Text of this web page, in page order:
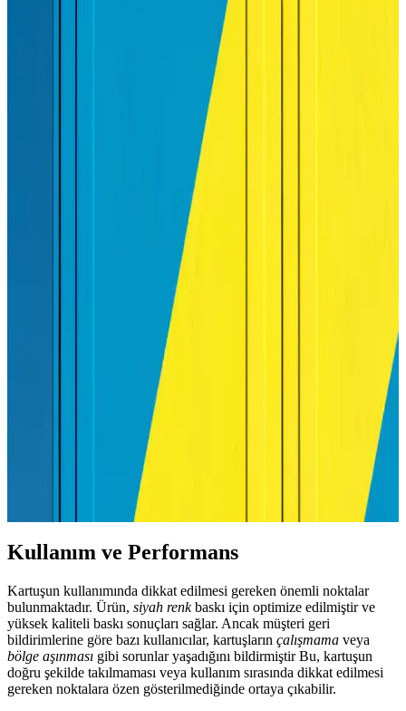
Hangi Yazıcı Almalı: Ev ve Ofis Kullanımı İçin En
Uygun Seçenekler ve Teknik Özellikler
Yazıcı seçiminde ihtiyaçlarınızı ve bütçenizi göz önünde
bulundurun. Ofis, ev veya fotoğraf baskısı için uygun modelleri ve
teknik özellikleri detaylarıyla değerlendirin.
HP M479dw Yazıcı: Yüksek Performanslı Çok
Fonksiyonlu Ofis Yazıcı Çözümü
HP M479dw, yüksek hız, çok fonksiyon ve kablosuz bağlantı
özellikleriyle ofislerin vazgeçilmez çözümüdür. Güvenlik ve
ekonomik kullanım avantajlarıyla öne çıkar.
Samsung Xpress M2020W Yazıcı İçin En Uygun
Toner Seçenekleri ve Bakım İpuçları
Samsung Xpress M2020W yazıcısı için orijinal ve uyumlu toner
seçimleri, kullanım ipuçları ve bakım önerileriyle baskı kalitenizi
koruyun ve maliyetlerinizi optimize edin.
Yazıcı Etiket Kağıdı Seçimi ve Kullanımı İçin
Yazıcı etiket kağıdı seçiminde dikkat edilmesi gerekenler, çeşitleri ve
kullanım ipuçlarıyla ilgili detaylı rehber. Uygun ürünleri seçerek
baskı kalitenizi artırın ve projelerinize profesyonel dokunuşlar katın.
Kullanım ve Performans
Kartuşun kullanımında dikkat edilmesi gereken önemli noktalar
bulunmaktadır. Ürün, siyah renkbaskı için optimize edilmiştir ve
yüksek kaliteli baskı sonuçları sağlar. Ancak müşteri geri
bildirimlerine göre bazı kullanıcılar, kartuşların çalışmama veya
bölge aşınması gibi sorunlar yaşadığını bildirmiştir Bu, kartuşun
doğru şekilde takılmaması veya kullanım sırasında dikkat edilmesi
gereken noktalara özen gösterilmediğinde ortaya çıkabilir.